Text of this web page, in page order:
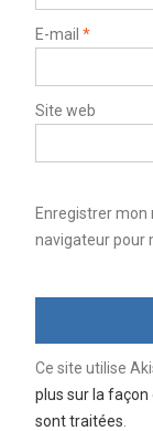
E-mail *
Site web
Enregistrer mon
navigateur pour
Ce site utilise
plus sur la
sont traitées